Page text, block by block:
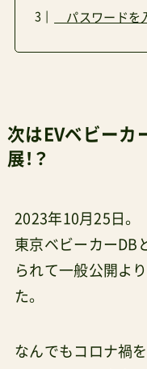
パスワードを
次はEVベビーカ
展！？
2023年10月25日。
東京ベビーカーDB
られて一般公開よ
た。
なんでもコロナ禍